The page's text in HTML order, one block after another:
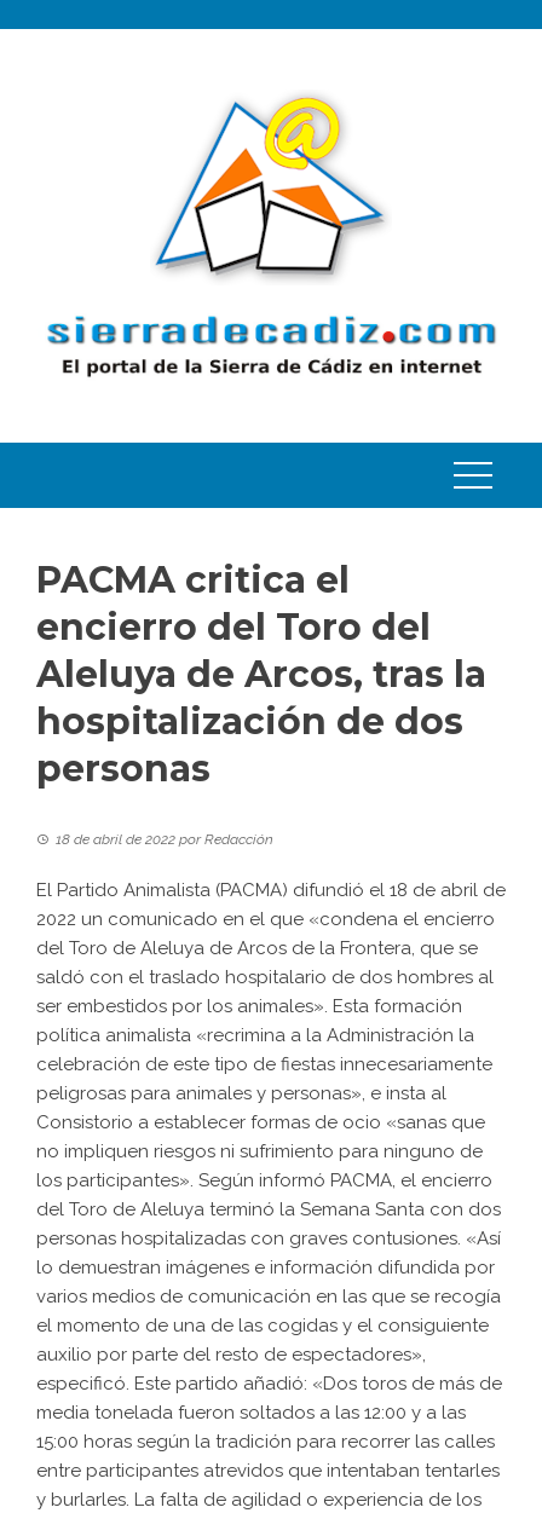
PACMA critica el
encierro del Toro del
Aleluya de Arcos, tras la
hospitalización de dos
personas
18 de abril de 2022 porRedacción
El Partido Animalista (PACMA) difundió el 18 de abril de
2022 un comunicado en el que «condena el encierro
del Toro de Aleluya de Arcos de la Frontera, que se
saldó con el traslado hospitalario de dos hombres al
ser embestidos por los animales». Esta formación
política animalista «recrimina a la Administración la
celebración de este tipo de fiestas innecesariamente
peligrosas para animales y personas», e insta al
Consistorio a establecer formas de ocio «sanas que
no impliquen riesgos ni sufrimiento para ninguno de
los participantes». Según informó PACMA, el encierro
del Toro de Aleluya terminó la Semana Santa con dos
personas hospitalizadas con graves contusiones. «Así
lo demuestran imágenes e información difundida por
varios medios de comunicación en las que se recogía
el momento de una de las cogidas y el consiguiente
auxilio por parte del resto de espectadores»,
especificó. Este partido añadió: «Dos toros de más de
media tonelada fueron soltados a las 12:00 y a las
15:00 horas según la tradición para recorrer las calles
entre participantes atrevidos que intentaban tentarles
y burlarles. La falta de agilidad o experiencia de los